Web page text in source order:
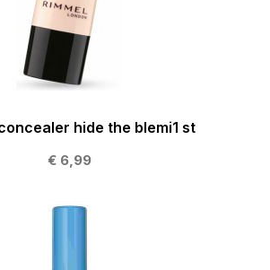
hide the blemi1 st
€ 6,99